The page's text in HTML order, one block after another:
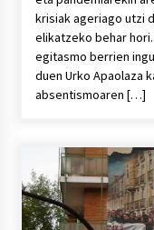
krisiak ageriago utzi
elikatzeko behar
egitasmo berrien
duen Urko Apaolaza
absentismoaren […]